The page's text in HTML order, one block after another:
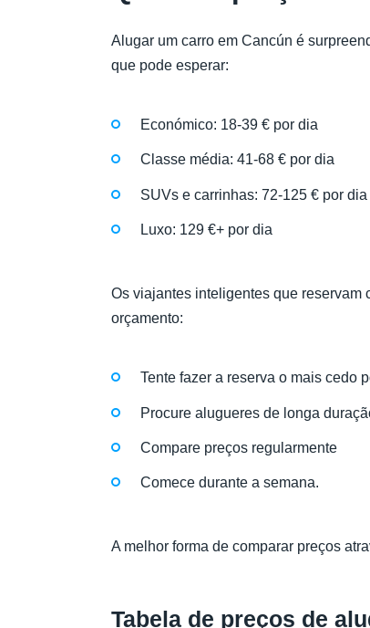
Alugar um carro em Cancún é
que pode esperar:
Económico: 18-39 € por dia
Classe média: 41-68 € por dia
SUVs e carrinhas: 72-125 € por dia
Luxo: 129 €+ por dia
Os viajantes inteligentes que reservam
orçamento:
Tente fazer a reserva o mais cedo
Procure alugueres de longa
Compare preços regularmente
Comece durante a semana.
A melhor forma de comparar preços
Tabela de preços de